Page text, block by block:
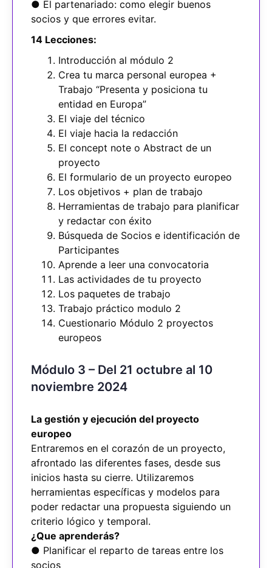
● El partenariado: como elegir buenos
socios y que errores evitar.
14 Lecciones:
Introducción al módulo 2
Crea tu marca personal europea +
Trabajo “Presenta y posiciona tu
entidad en Europa”
El viaje del técnico
El viaje hacia la redacción
El concept note o Abstract de un
proyecto
El formulario de un proyecto europeo
Los objetivos + plan de trabajo
Herramientas de trabajo para planificar
y redactar con éxito
Búsqueda de Socios e identificación de
Participantes
Aprende a leer una convocatoria
Las actividades de tu proyecto
Los paquetes de trabajo
Trabajo práctico modulo 2
Cuestionario Módulo 2 proyectos
europeos
Módulo 3 – Del 21 octubre al 10
noviembre 2024
La gestión y ejecución del proyecto
europeo
Entraremos en el corazón de un proyecto,
afrontado las diferentes fases, desde sus
inicios hasta su cierre. Utilizaremos
herramientas específicas y modelos para
poder redactar una propuesta siguiendo un
criterio lógico y temporal.
¿Que aprenderás?
● Planificar el reparto de tareas entre los
socios